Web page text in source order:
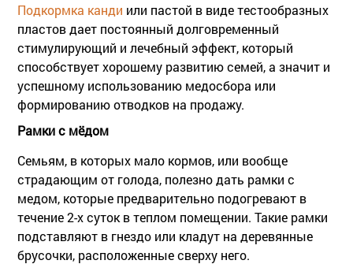
Подкормка канди или пастой в виде тестообразных
пластов дает постоянный долговременный
стимулирующий и лечебный эффект, который
способствует хорошему развитию семей, а значит и
успешному использованию медосбора или
формированию отводков на продажу.
Рамки с мёдом
Семьям, в которых мало кормов, или вообще
страдающим от голода, полезно дать рамки с
медом, которые предварительно подогревают в
течение 2-х суток в теплом помещении. Такие рамки
подставляют в гнездо или кладут на деревянные
брусочки, расположенные сверху него.